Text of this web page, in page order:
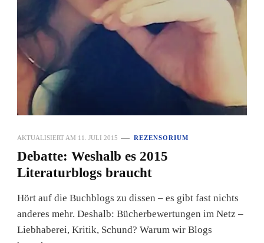
AKTUALISIERT AM 11. JULI 2015 REZENSORIUM
Debatte: Weshalb es 2015
Literaturblogs braucht
Hört auf die Buchblogs zu dissen – es gibt fast nichts
anderes mehr. Deshalb: Bücherbewertungen im Netz –
Liebhaberei, Kritik, Schund? Warum wir Blogs